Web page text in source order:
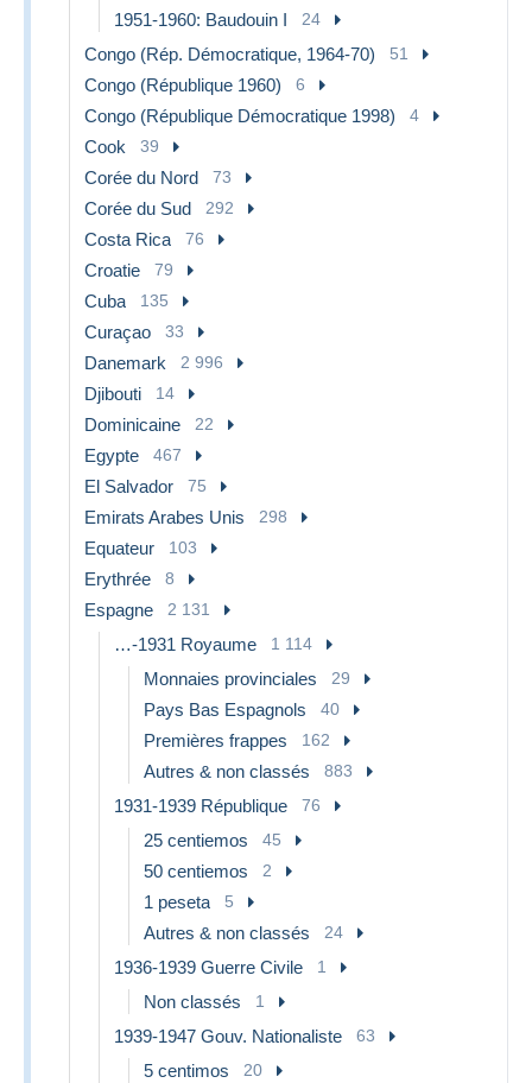
1951-1960: Baudouin I 24
Congo (Rép. Démocratique, 1964-70) 51
Congo (République 1960) 6
Congo (République Démocratique 1998) 4
Cook 39
Corée du Nord 73
Corée du Sud 292
Costa Rica 76
Croatie 79
Cuba 135
Curaçao 33
Danemark 2 996
Djibouti 14
Dominicaine 22
Egypte 467
El Salvador 75
Emirats Arabes Unis 298
Equateur 103
Erythrée 8
Espagne 2 131
…-1931 Royaume 1 114
Monnaies provinciales 29
Pays Bas Espagnols 40
Premières frappes 162
Autres & non classés 883
1931-1939 République 76
25 centiemos 45
50 centiemos 2
1 peseta 5
Autres & non classés 24
1936-1939 Guerre Civile 1
Non classés 1
1939-1947 Gouv. Nationaliste 63
5 centimos 20